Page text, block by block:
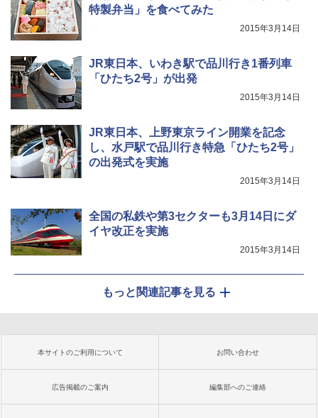
特製弁当」を食べてみた
2015年3月14日
JR東日本、いわき駅で品川行き1番列車
「ひたち2号」が出発
2015年3月14日
JR東日本、上野東京ライン開業を記念
し、水戸駅で品川行き特急「ひたち2号」
の出発式を実施
2015年3月14日
全国の私鉄や第3セクターも3月14日にダ
イヤ改正を実施
2015年3月14日
もっと関連記事を見る
本サイトのご利用について お問い合わせ
広告掲載のご案内 編集部へのご連絡